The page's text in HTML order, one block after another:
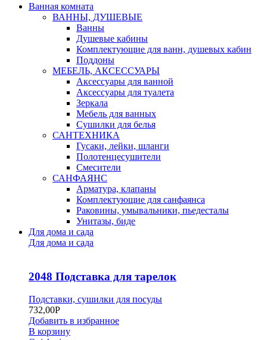
Ванная комната
ВАННЫ, ДУШЕВЫЕ
Ванны
Душевые кабины
Комплектующие для ванн, душевых кабин
Поддоны
МЕБЕЛЬ, АКСЕССУАРЫ
Аксессуары для ванной
Аксессуары для туалета
Зеркала
Мебель для ванных
Сушилки для белья
САНТЕХНИКА
Гусаки, лейки, шланги
Полотенцесушители
Смесители
САНФАЯНС
Арматура, клапаны
Комплектующие для санфаянса
Раковины, умывальники, пьедесталы
Унитазы, биде
Для дома и сада
Для дома и сада
2048 Подставка для тарелок
Подставки, сушилки для посуды
732,00Р
Добавить в избранное
В корзину